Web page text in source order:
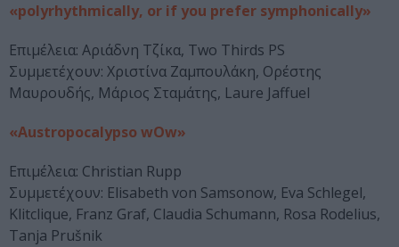
«polyrhythmically, or if you prefer symphonically»
Επιμέλεια: Αριάδνη Τζίκα, Two Thirds PS
Συμμετέχουν: Χριστίνα Ζαμπουλάκη, Ορέστης
Μαυρουδής, Μάριος Σταμάτης, Laure Jaffuel
«Austropocalypso wOw»
Επιμέλεια: Christian Rupp
Συμμετέχουν: Elisabeth von Samsonow, Eva Schlegel,
Klitclique, Franz Graf, Claudia Schumann, Rosa Rodelius,
Tanja Prušnik